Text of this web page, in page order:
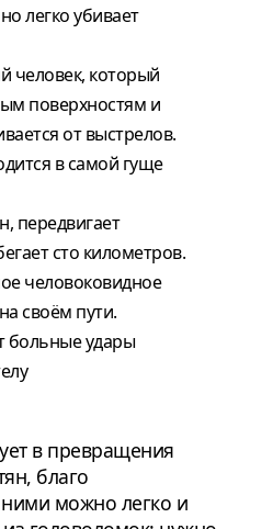
легко убивает
человек, который
поверхностям и
от выстрелов.
в самой гуще
передвигает
сто километров.
человоковидное
своём пути.
больные удары
в превращения
благо
можно легко и